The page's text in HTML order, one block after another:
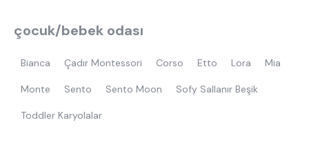
çocuk/bebek odası
Bianca Çadır Montessori Corso Etto Lora Mia
Monte Sento Sento Moon Sofy Sallanır Beşik
Toddler Karyolalar